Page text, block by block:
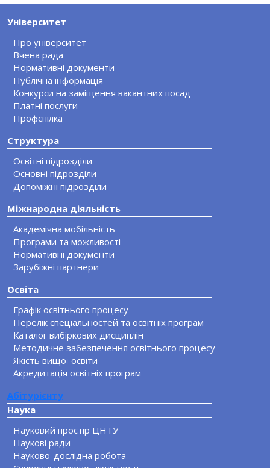
Університет
Про університет
Вчена рада
Нормативні документи
Публічна інформація
Конкурси на заміщення вакантних посад
Платні послуги
Профспілка
Структура
Освітні підрозділи
Основні підрозділи
Допоміжні підрозділи
Міжнародна діяльність
Академічна мобільність
Програми та можливості
Нормативні документи
Зарубіжні партнери
Освіта
Графік освітнього процесу
Перелік спеціальностей та освітніх програм
Каталог вибіркових дисциплін
Методичне забезпечення освітнього процесу
Якість вищої освіти
Акредитація освітніх програм
Абітурієнту
Наука
Науковий простір ЦНТУ
Наукові ради
Науково-дослідна робота